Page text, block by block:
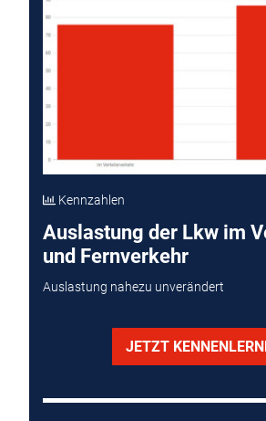
Kennzahlen
Auslastung der Lkw im
und Fernverkehr
Auslastung nahezu unverändert
JETZT